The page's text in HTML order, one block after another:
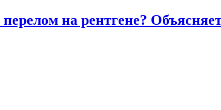
на рентгене?